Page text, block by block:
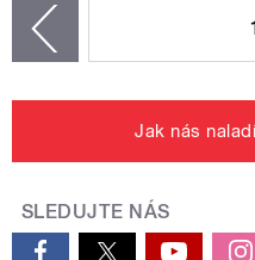
Jak nás
SLEDUJTE NÁS